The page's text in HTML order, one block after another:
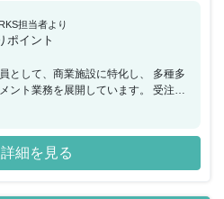
担当者より
ポイント
として、商業施設に特化し、 多種多
ント業務を展開しています。 受注案
フェーズに突入しています。 同ポジ
り、 経理のみならず財務についての
ます。 これから都心の大型複合ビル
竣工開始に伴い事業の拡大が見込ま
細を見る